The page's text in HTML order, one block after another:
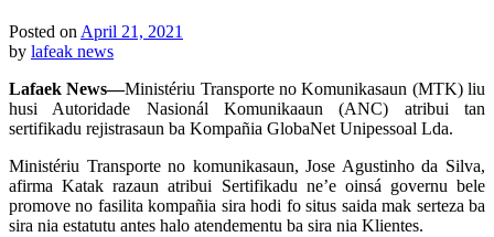
Posted on April 21, 2021
by lafeak news
Lafaek News—Ministériu Transporte no Komunikasaun (MTK) liu
husi Autoridade Nasionál Komunikaaun (ANC) atribui tan
sertifikadu rejistrasaun ba Kompañia GlobaNet Unipessoal Lda.
Ministériu Transporte no komunikasaun, Jose Agustinho da Silva,
afirma Katak razaun atribui Sertifikadu ne’e oinsá governu bele
promove no fasilita kompañia sira hodi fo situs saida mak serteza ba
sira nia estatutu antes halo atendementu ba sira nia Klientes.